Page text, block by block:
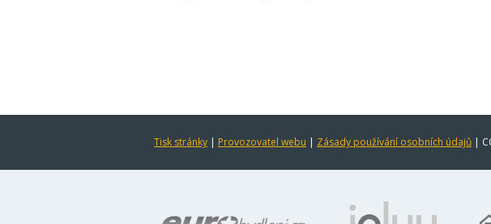
Tisk stránky | Provozovatel webu | Zásady používání osobních údajů |